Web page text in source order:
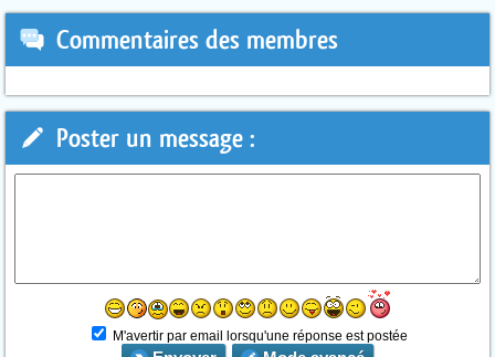
Commentaires des membres
Poster un message :
M'avertir par email lorsqu'une réponse est postée